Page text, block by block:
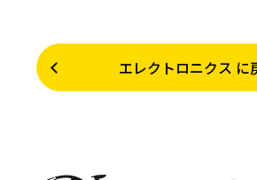
エレクトロニクス に